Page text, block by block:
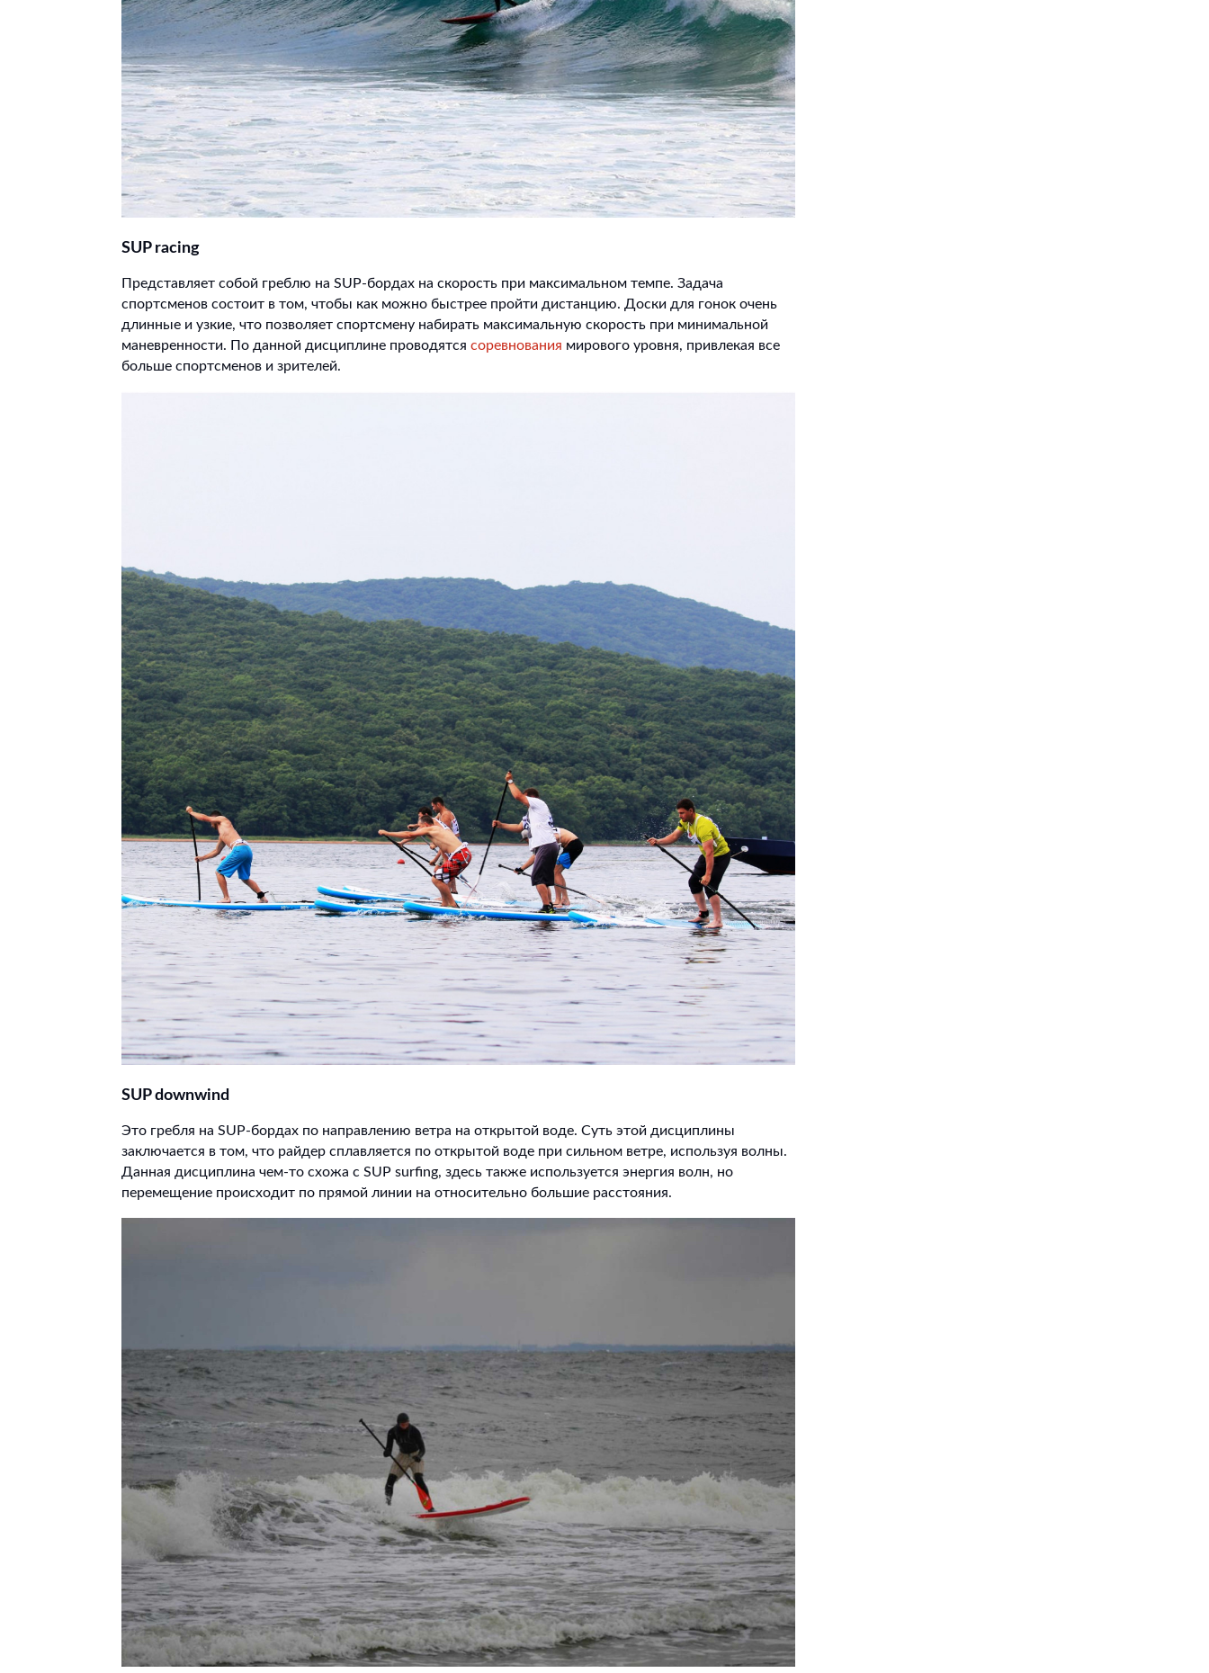
SUP racing
Представляет собой греблю на SUP-бордах на скорость при максимальном темпе. Задача
спортсменов состоит в том, чтобы как можно быстрее пройти дистанцию. Доски для гонок очень
длинные и узкие, что позволяет спортсмену набирать максимальную скорость при минимальной
маневренности. По данной дисциплине проводятся соревнования мирового уровня, привлекая все
больше спортсменов и зрителей.
SUPdownwind
Это гребля на SUP-бордах по направлению ветра на открытой воде. Суть этой дисциплины
заключается в том, что райдер сплавляется по открытой воде при сильном ветре, используя волны.
Данная дисциплина чем-то схожа с SUP surfing, здесь также используется энергия волн, но
перемещение происходит по прямой линии на относительно большие расстояния.